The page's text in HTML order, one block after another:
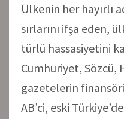
Ülkenin her hayırlı
sırlarını ifşa eden,
türlü hassasiyetini
Cumhuriyet, Sözcü,
gazetelerin
AB’ci, eski